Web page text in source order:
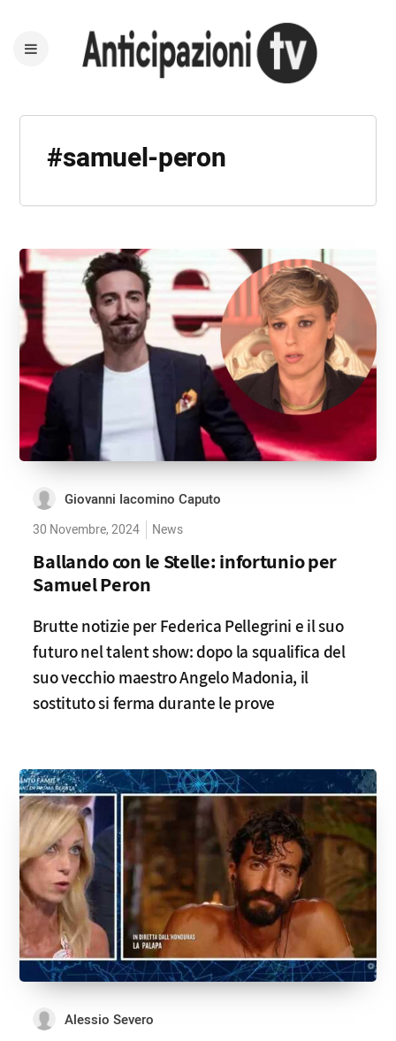
#samuel-peron
Giovanni Iacomino Caputo
30 Novembre, 2024 News
Ballando con le Stelle: infortunio per
Samuel Peron
Brutte notizie per Federica Pellegrini e il suo
futuro nel talent show: dopo la squalifica del
suo vecchio maestro Angelo Madonia, il
sostituto si ferma durante le prove
Alessio Severo